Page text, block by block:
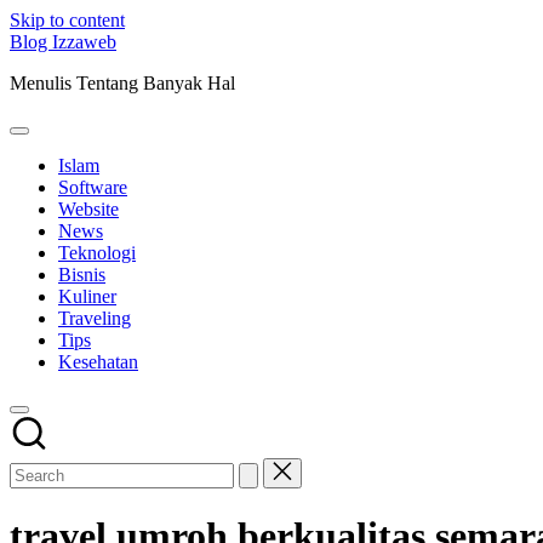
Skip to content
Blog Izzaweb
Menulis Tentang Banyak Hal
Islam
Software
Website
News
Teknologi
Bisnis
Kuliner
Traveling
Tips
Kesehatan